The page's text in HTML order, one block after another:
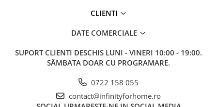
CLIENTI
DATE COMERCIALE
SUPORT CLIENTI DESCHIS LUNI - VINERI 10:00 - 19:00.
SÂMBATA DOAR CU PROGRAMARE.
0722 158 055
contact@infinityforhome.ro